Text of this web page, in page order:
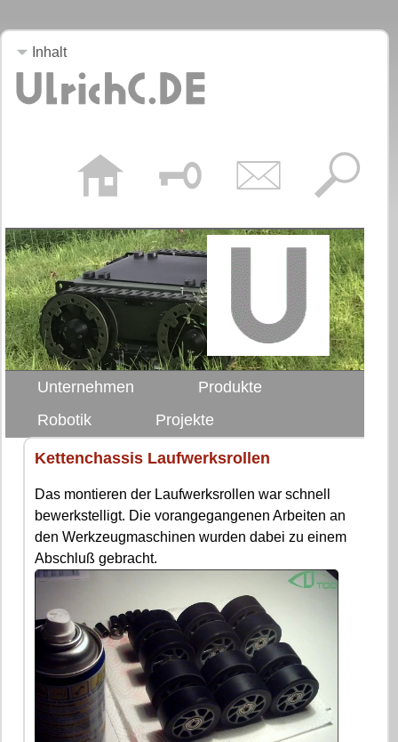
Inhalt
Unternehmen
Produkte
Robotik
Projekte
Kettenchassis Laufwerksrollen
Das montieren der Laufwerksrollen war schnell
bewerkstelligt. Die vorangegangenen Arbeiten an
den Werkzeugmaschinen wurden dabei zu einem
Abschluß gebracht.